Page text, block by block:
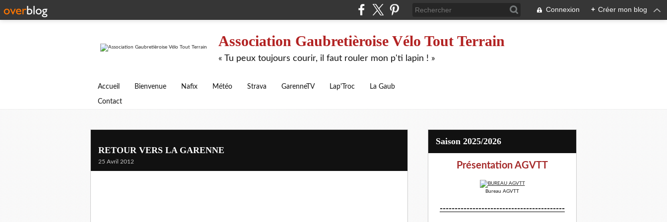
Connexion + Créer mon blog
Association Gaubretièroise Vélo Tout Terrain
« Tu peux toujours courir, il faut rouler mon p'ti lapin ! »
Accueil Bienvenue Nafix Météo Strava GarenneTV Lap'Troc La Gaub
Contact
RETOUR VERS LA GARENNE
25 Avril 2012
Saison 2025/2026
Présentation AGVTT
Bureau AGVTT
------------------------------------------